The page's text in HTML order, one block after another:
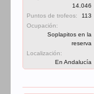
14.046
Puntos de trofeos:
113
Ocupación:
Soplapitos en la
reserva
Localización:
En Andalucía